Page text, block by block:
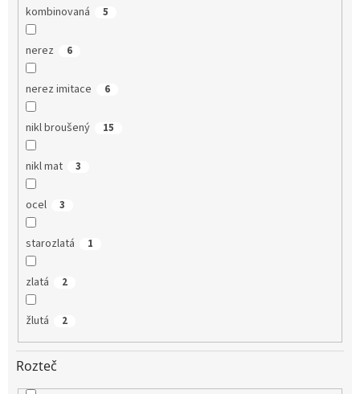
kombinovaná 5
nerez 6
nerez imitace 6
nikl broušený 15
nikl mat 3
ocel 3
starozlatá 1
zlatá 2
žlutá 2
Rozteč